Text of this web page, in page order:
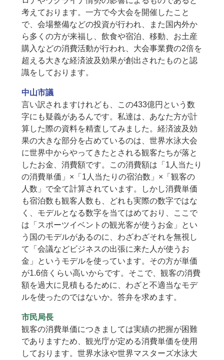
考えております。一方で今大会を開催したこと
で、会場整備などの投資が行われ、また国内外か
ら多くの方が来福し、飲食や宿泊、移動、お土産
購入などの消費活動が行われ、大会事業費の2倍を
超える大きな経済波及効果が創出されたものと認
識をしております。
中山市議
言い訳されますけれども、この433億円という数
字にも疑義があるんです。私達は、あなた方が計
算した際の資料を精査してみました。経済波及効
果の大きな部分を占めているのは、世界水泳大会
に世界中からやってきたとされる観客たちが落と
したお金、消費額です。この消費額は「1人当たり
の消費単価」×「1人当たりの宿泊数」×「観客の
人数」で全て計算されています。しかし消費単価
も宿泊数も観客人数も、どれも実際の数字ではな
く、モデルとなる数字を当てはめており、ここで
は「スポーツイベントの観光客が使うお金」とい
う国のモデルがあるのに、わざわざそれを無視し
て「会議などビジネスの出張に来た人が使うお
金」というモデルを使っています。その方が単価
が1.6倍くらい高いからです。そこで、観客の消費
額を過大に見積もるために、わざと不適当なモデ
ルを使ったのではないか。答弁を求めます。
市民局長
観客の消費単価につきましては実績の把握が困難
でありますため、観光庁が定める消費単価を使用
しております。世界水泳や世界マスターズ水泳大